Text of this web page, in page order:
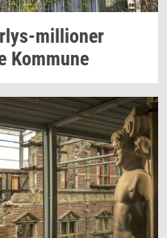
​millioner
Kom­mu­ne